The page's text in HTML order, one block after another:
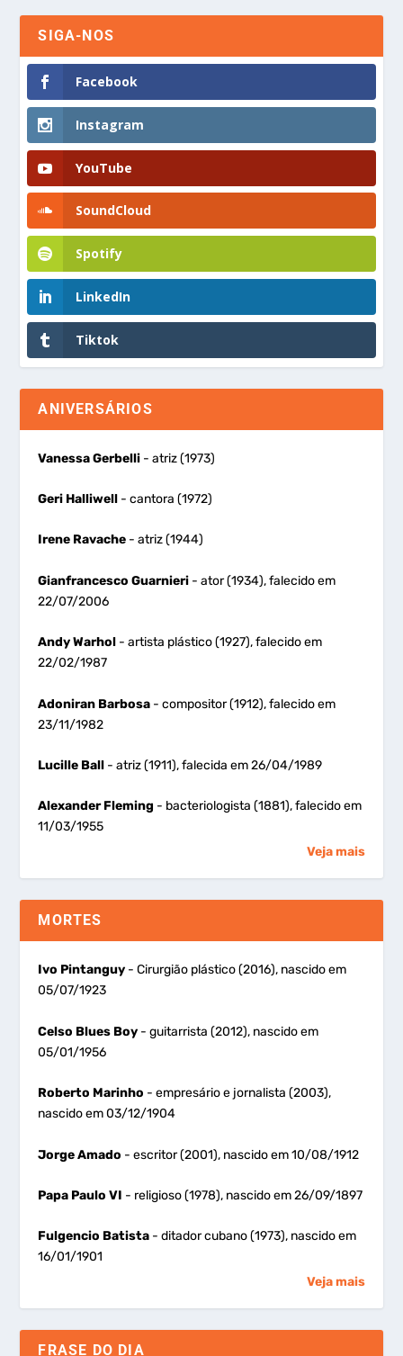
SIGA-NOS
Facebook
Instagram
YouTube
SoundCloud
Spotify
LinkedIn
Tiktok
ANIVERSÁRIOS
Vanessa Gerbelli - atriz (1973)
Geri Halliwell - cantora (1972)
Irene Ravache - atriz (1944)
Gianfrancesco Guarnieri - ator (1934), falecido em
22/07/2006
Andy Warhol - artista plástico (1927), falecido em
22/02/1987
Adoniran Barbosa - compositor (1912), falecido em
23/11/1982
Lucille Ball - atriz (1911), falecida em 26/04/1989
Alexander Fleming - bacteriologista (1881), falecido em
11/03/1955
Veja mais
MORTES
Ivo Pintanguy - Cirurgião plástico (2016), nascido em
05/07/1923
Celso Blues Boy - guitarrista (2012), nascido em
05/01/1956
Roberto Marinho - empresário e jornalista (2003),
nascido em 03/12/1904
Jorge Amado - escritor (2001), nascido em 10/08/1912
Papa Paulo VI - religioso (1978), nascido em 26/09/1897
Fulgencio Batista - ditador cubano (1973), nascido em
16/01/1901
Veja mais
FRASE DO DIA